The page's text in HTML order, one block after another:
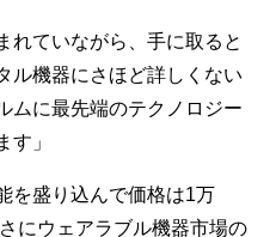
れていながら、手に取ると
ル機器にさほど詳しくない
ムに最先端のテクノロジー
す」
を盛り込んで価格は1万
にウェアラブル機器市場の